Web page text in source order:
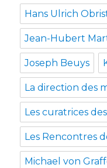
Hans Ulrich
Jean-Hubert
Joseph Beuys
La direction des
Les curatrices
Les Rencontres
Michael von